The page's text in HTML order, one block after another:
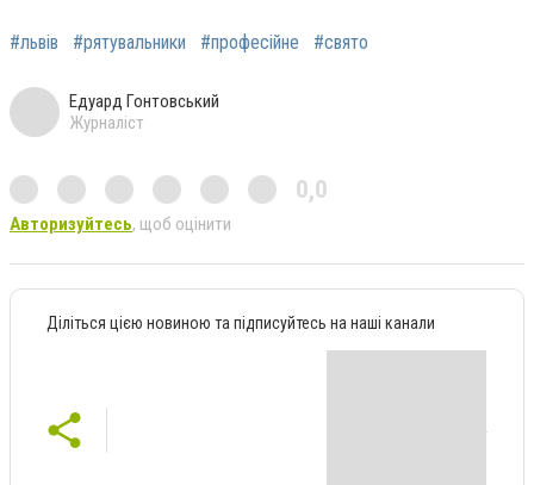
#львів #рятувальники #професійне #свято
Едуард Гонтовський
Журналіст
0,0
Авторизуйтесь, щоб оцінити
Діліться цією новиною та підписуйтесь на наші канали